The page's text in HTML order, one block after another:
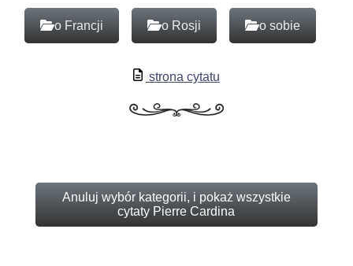
o Francji o Rosji o sobie
strona cytatu
Anuluj wybór kategorii, i pokaż wszystkie
cytaty Pierre Cardina